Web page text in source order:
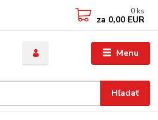
Menu
Hľadať
0 ks
za 0,00 EUR